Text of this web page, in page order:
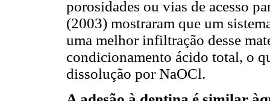
porosidades ou vias de acesso
(2003) mostraram que um
uma melhor infiltração desse
condicionamento ácido total, o
dissolução por NaOCl.